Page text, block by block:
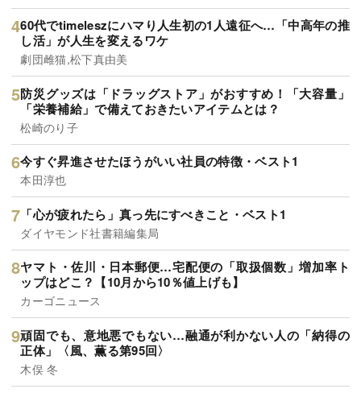
60代でtimeleszにハマり人生初の1人遠征へ…「中高年の推
し活」が人生を変えるワケ
劇団雌猫,松下真由美
防災グッズは「ドラッグストア」がおすすめ！「大容量」
「栄養補給」で備えておきたいアイテムとは？
松崎のり子
今すぐ昇進させたほうがいい社員の特徴・ベスト1
本田淳也
「心が疲れたら」真っ先にすべきこと・ベスト1
ダイヤモンド社書籍編集局
ヤマト・佐川・日本郵便…宅配便の「取扱個数」増加率ト
ップはどこ？【10月から10％値上げも】
カーゴニュース
頑固でも、意地悪でもない…融通が利かない人の「納得の
正体」〈風、薫る第95回〉
木俣 冬